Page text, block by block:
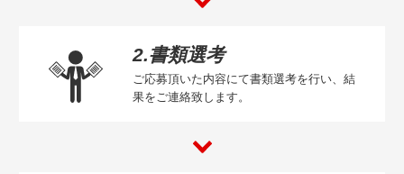
2.書類選考
ご応募頂いた内容にて書類選考を行い、結
果をご連絡致します。